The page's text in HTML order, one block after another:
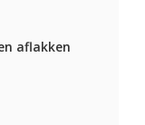
aflakken